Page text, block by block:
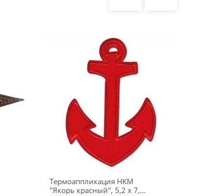
Термоаппликация HKM
"Якорь красный", 5,2 х 7,2